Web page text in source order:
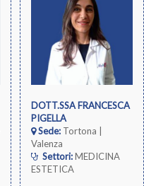
DOTT.SSA FRANCESCA
PIGELLA
Sede:Tortona |
Valenza
Settori:MEDICINA
ESTETICA